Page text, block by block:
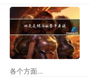
各个方面...